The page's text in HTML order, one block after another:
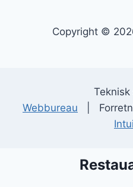
Copyright ©
Webbureau |